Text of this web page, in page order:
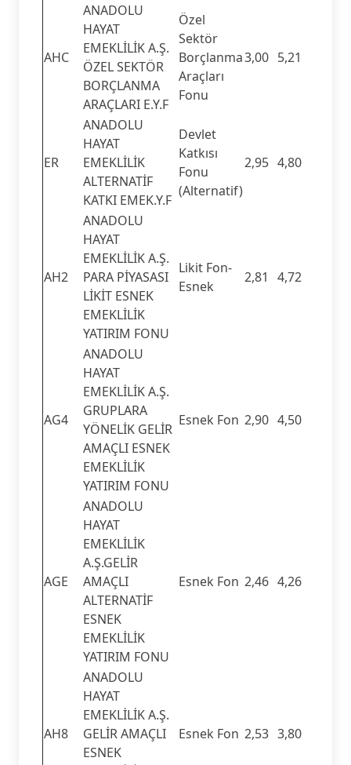
AHC
ANADOLU
HAYAT
EMEKLİLİK A.Ş.
ÖZEL SEKTÖR
BORÇLANMA
ARAÇLARI E.Y.F
Özel
Sektör
Borçlanma
Araçları
Fonu
3,00 5,21
ER
ANADOLU
HAYAT
EMEKLİLİK
ALTERNATİF
KATKI EMEK.Y.F
Devlet
Katkısı
Fonu
(Alternatif)
2,95 4,80
AH2
ANADOLU
HAYAT
EMEKLİLİK A.Ş.
PARA PİYASASI
LİKİT ESNEK
EMEKLİLİK
YATIRIM FONU
Likit Fon-
Esnek
2,81 4,72
AG4
ANADOLU
HAYAT
EMEKLİLİK A.Ş.
GRUPLARA
YÖNELİK GELİR
AMAÇLI ESNEK
EMEKLİLİK
YATIRIM FONU
Esnek Fon 2,90 4,50
AGE
ANADOLU
HAYAT
EMEKLİLİK
A.Ş.GELİR
AMAÇLI
ALTERNATİF
ESNEK
EMEKLİLİK
YATIRIM FONU
Esnek Fon 2,46 4,26
AH8
ANADOLU
HAYAT
EMEKLİLİK A.Ş.
GELİR AMAÇLI
ESNEK
Esnek Fon 2,53 3,80